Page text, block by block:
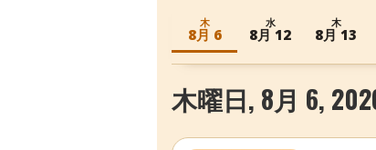
木
8月 6
水
8月 12
木
8月 13
木曜日, 8月 6,